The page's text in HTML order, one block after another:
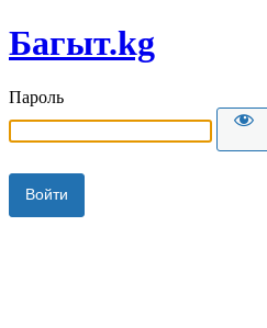
Багыт.kg
Пароль